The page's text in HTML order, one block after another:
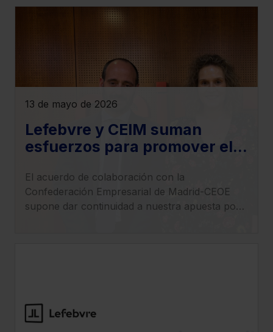
13 de mayo de 2026
Lefebvre y CEIM suman
esfuerzos para promover el
y la innovación tecnológica
en las empresas
El acuerdo de colaboración con la
Confederación Empresarial de Madrid-CEOE
supone dar continuidad a nuestra apuesta por